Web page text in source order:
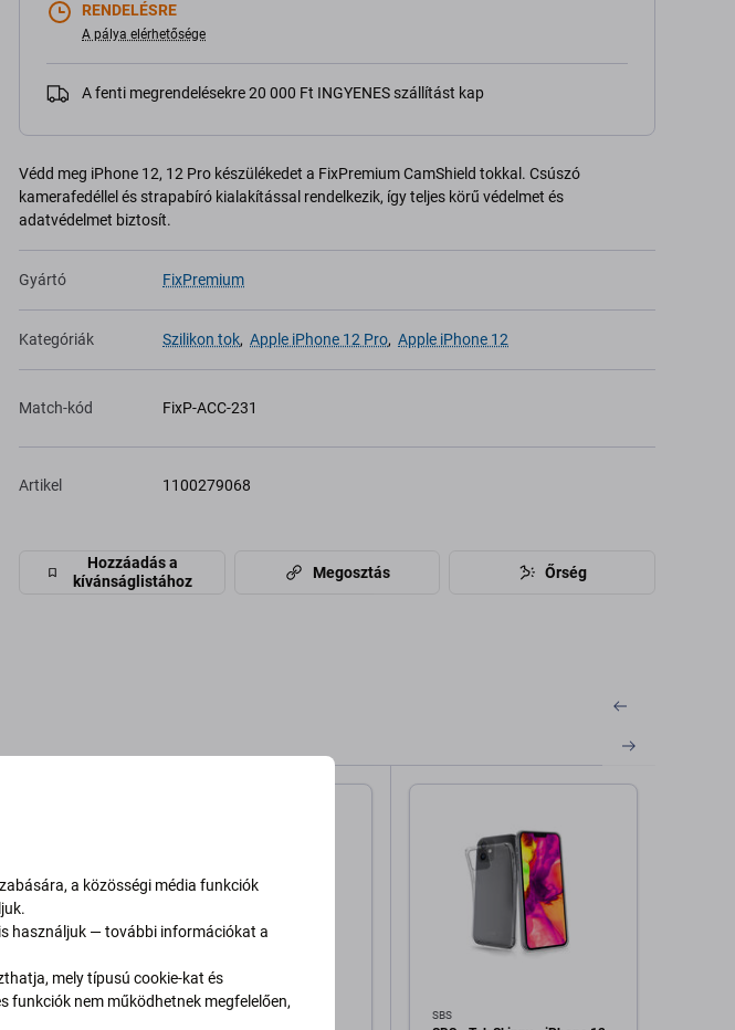
RENDELÉSRE
A pálya elérhetősége
A fenti megrendelésekre 20 000 Ft INGYENES szállítást kap
Védd meg iPhone 12, 12 Pro készülékedet a FixPremium CamShield tokkal. Csúszó
kamerafedéllel és strapabíró kialakítással rendelkezik, így teljes körű védelmet és
adatvédelmet biztosít.
Gyártó FixPremium
Kategóriák Szilikon tok, Apple iPhone 12 Pro, Apple iPhone 12
Match-kód FixP-ACC-231
Artikel 1100279068
Hozzáadás a
kívánságlistához
Megosztás Őrség
SBS
a közösségi média funkciók
használjuk — további információkat a
mely típusú cookie-kat és
funkciók nem működhetnek megfelelően,